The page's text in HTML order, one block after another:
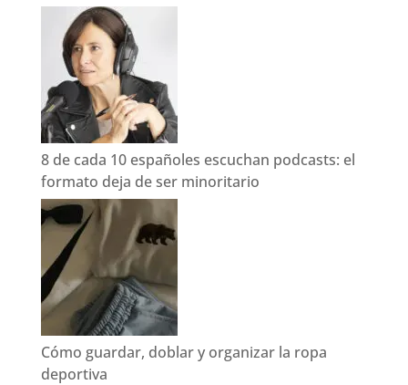
8 de cada 10 españoles escuchan podcasts: el
formato deja de ser minoritario
Cómo guardar, doblar y organizar la ropa
deportiva